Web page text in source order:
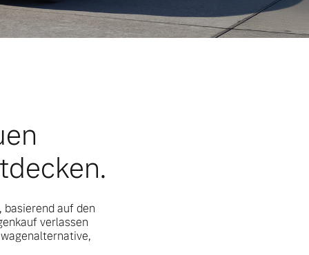
basierend auf den
verlassen